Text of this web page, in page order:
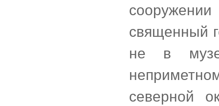
священный
не в
северной